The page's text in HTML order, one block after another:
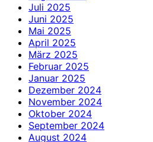
Juli 2025
Juni 2025
Mai 2025
April 2025
März 2025
Februar 2025
Januar 2025
Dezember 2024
November 2024
Oktober 2024
September 2024
August 2024